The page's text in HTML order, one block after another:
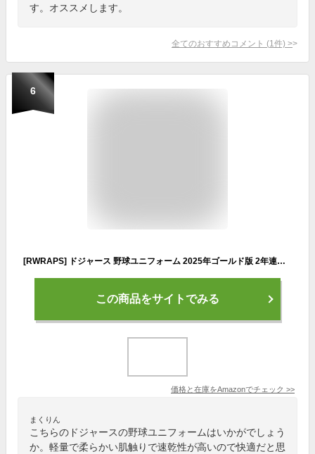
す。オススメします。
全てのおすすめコメント (1 件) >
6
[RWRAPS] ドジャース 野球ユニフォーム 2025年ゴールド版 2年連続優勝 フリーマン 大谷翔平 ベッツ 非公式 野球 男女兼用 練習着 記念シャツ 優勝記念 試合 応援 観戦 支援 レプリカ (3XL,5番)
この商品をサイトでみる
価格と在庫をAmazonでチェック >>
まくりん
こちらのドジャースの野球ユニフォームはいかがでしょう
か。軽量で柔らかい肌触りで速乾性が高いので快適だと思